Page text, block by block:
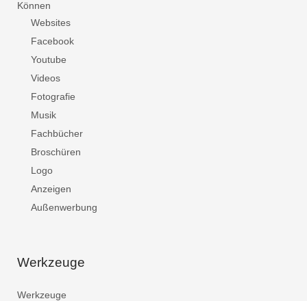
Können
Websites
Facebook
Youtube
Videos
Fotografie
Musik
Fachbücher
Broschüren
Logo
Anzeigen
Außenwerbung
Werkzeuge
Werkzeuge